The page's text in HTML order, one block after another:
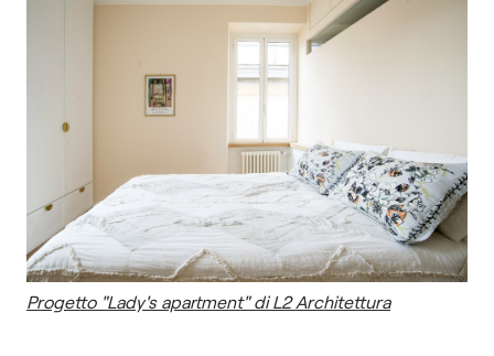
Progetto "Lady's apartment" di L2 Architettura